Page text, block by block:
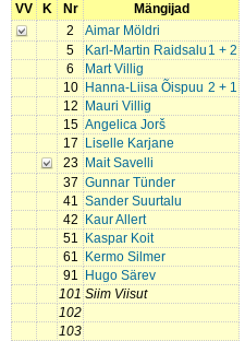
VV
K Nr
Mängijad
2
Aimar Möldri
5
1 + 2
Karl-Martin Raidsalu
6
Mart Villig
10
2 + 1
Hanna-Liisa Õispuu
12
Mauri Villig
15 Angelica Jorš
17
Liselle Karjane
23
Mait Savelli
37 Gunnar Tünder
41 Sander Suurtalu
42
Kaur Allert
51
Kaspar Koit
61
Kermo Silmer
91
Hugo Särev
101 Siim Viisut
102
103